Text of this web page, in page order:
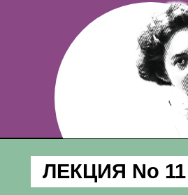
ЛЕКЦИЯ No 11